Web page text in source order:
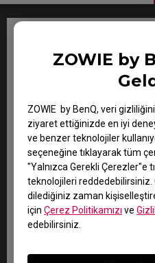
ZOWIE by
ZOWIE by BenQ, veri
ziyaret ettiğinizde en iyi
ve benzer teknolojiler
seçeneğine tıklayarak tüm
"Yalnızca Gerekli Çerezler"e
teknolojileri reddedebilirsiniz.
dilediğiniz zaman
için Çerez Politikamızı ve
edebilirsiniz.
Diğer tüm Zowie
itibaren 3 ay
Aşağıdaki şartları
Garanti Genel Hüküm ve